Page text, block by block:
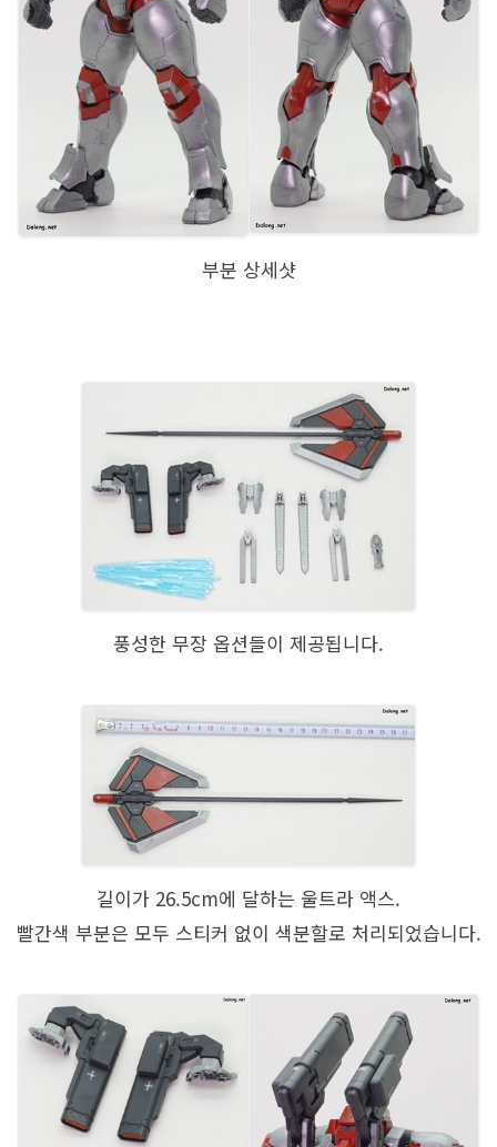
부분 상세샷
풍성한 무장 옵션들이 제공됩니다.
길이가 26.5cm에 달하는 울트라 액스.
빨간색 부분은 모두 스티커 없이 색분할로 처리되었습니다.